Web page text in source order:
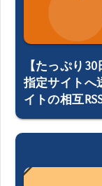
【たっぷり
指定サイトへ
イトの相互